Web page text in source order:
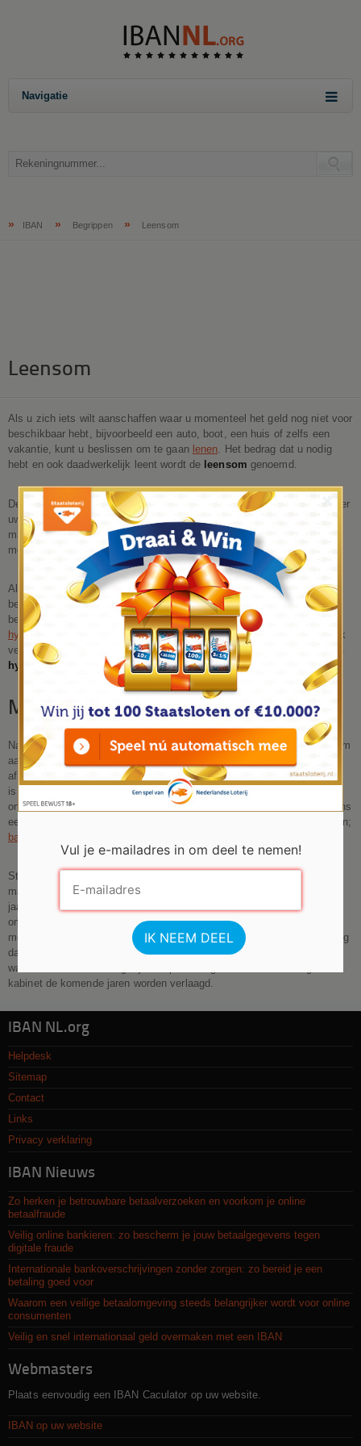
Navigatie
» IBAN » Begrippen » Leensom
Leensom
Als u zich iets wilt aanschaffen waar u momenteel het geld nog niet voor
beschikbaar hebt, bijvoorbeeld een auto, boot, een huis of zelfs een
vakantie, kunt u beslissen om te gaan lenen. Het bedrag dat u nodig
hebt en ook daadwerkelijk leent wordt de leensom genoemd.
De leensom is dan ook niets meer dan het bedrag wat u wilt lenen. Over
uw lening betaalt u waarschijnlijk ook rente en eventuele extra kosten,
maar deze vallen buiten de leensom en hebben hier ook verder niets
mee van doen.
Als u een lening aangaat wordt er vaak in een officieel document
beschreven wat de leensom is, wat de kosten zijn en hoeveel rente u
betaalt. In het geval het om een huis gaat wordt de lening doorgaans
hypotheek
genoemd. Strikt genomen is dit echter onjuist, want de bank
verstrekt u gewoon een lening maar krijgt in ruil daarvoor het
hypotheek op uw huis.
Maximale leensom berekenen
Natuurlijk kunt u niet oneindig veelgeld lenen. Er zit altijd een maximum
aan het bedrag dat een bank u zal lenen; de leensom is met name
afhankelijk van uw inkomen. Heeft u een hoog en stabiel inkomen, dan
is het mogelijk om veel geld te lenen. Bent u echter zelfstandig
ondernemer of heeft u een sociale uitkering, dan wordt geld lenen ineens
een heel stuk lastiger. De maximale leensom zal dan ook lager uitvallen;
banken
Standaard wordt er bij een hypotheek of lening uitgegaan van een
maximale leensom van circa 3 tot 5 jaar uw jaarinkomen. Is uw
jaarsalaris bijvoorbeeld € 26.000 euro, dan is het theoretisch mogelijk
om 3 tot 5 keer dat bedrag te lenen. Echter zijn er meer factoren die
meespelen. Zo geldt er bij het lenen van geld voor een huis een regeling
dat de maximale leensom van de hypotheek hoogstens 106% van de
waarde van het huis mag zijn. Dit percentage zal door het huidige
kabinet de komende jaren worden verlaagd.
IBAN NL.org
Helpdesk
Sitemap
Contact
Links
Privacy verklaring
IBAN Nieuws
Zo herken je betrouwbare betaalverzoeken en voorkom je online
betaalfraude
Veilig online bankieren: zo bescherm je jouw betaalgegevens tegen
digitale fraude
Internationale bankoverschrijvingen zonder zorgen: zo bereid je een
betaling goed voor
Waarom een veilige betaalomgeving steeds belangrijker wordt voor online
consumenten
Veilig en snel internationaal geld overmaken met een IBAN
Webmasters
Plaats eenvoudig een IBAN Caculator op uw website.
IBAN op uw website
Vul je e-mailadres in om deel te nemen!
×